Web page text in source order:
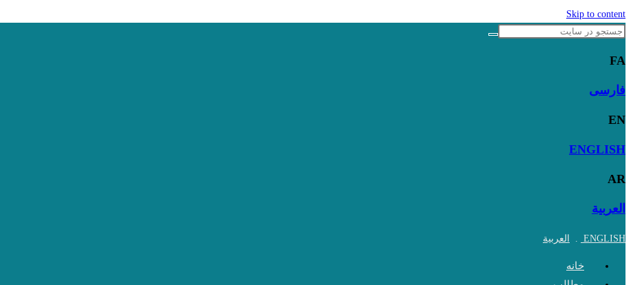
Skip to content
FA
فارسی
EN
ENGLISH
AR
العربية
ENGLISH
. العربية
خانه